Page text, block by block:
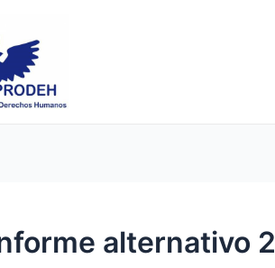
alternativo